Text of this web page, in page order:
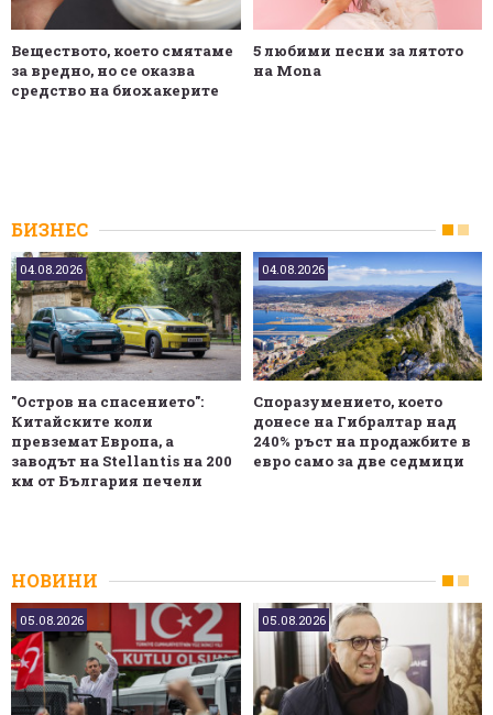
Веществото, което смятаме
за вредно, но се оказва
средство на биохакерите
5 любими песни за лятото
на Mona
БИЗНЕС
04.08.2026
"Остров на спасението":
Китайските коли
превземат Европа, а
заводът на Stellantis на 200
км от България печели
04.08.2026
Споразумението, което
донесе на Гибралтар над
240% ръст на продажбите в
евро само за две седмици
НОВИНИ
05.08.2026 05.08.2026